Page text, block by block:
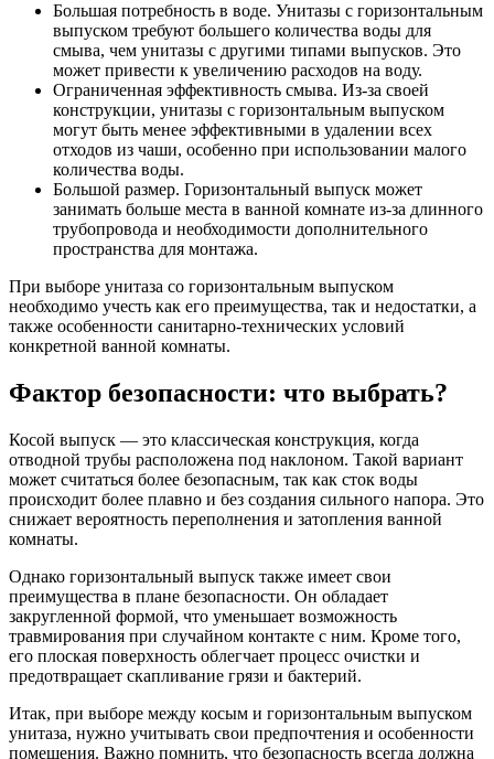
Большая потребность в воде. Унитазы с горизонтальным
выпуском требуют большего количества воды для
смыва, чем унитазы с другими типами выпусков. Это
может привести к увеличению расходов на воду.
Ограниченная эффективность смыва. Из-за своей
конструкции, унитазы с горизонтальным выпуском
могут быть менее эффективными в удалении всех
отходов из чаши, особенно при использовании малого
количества воды.
Большой размер. Горизонтальный выпуск может
занимать больше места в ванной комнате из-за длинного
трубопровода и необходимости дополнительного
пространства для монтажа.
При выборе унитаза со горизонтальным выпуском
необходимо учесть как его преимущества, так и недостатки, а
также особенности санитарно-технических условий
конкретной ванной комнаты.
Фактор безопасности: что выбрать?
Косой выпуск — это классическая конструкция, когда
отводной трубы расположена под наклоном. Такой вариант
может считаться более безопасным, так как сток воды
происходит более плавно и без создания сильного напора. Это
снижает вероятность переполнения и затопления ванной
комнаты.
Однако горизонтальный выпуск также имеет свои
преимущества в плане безопасности. Он обладает
закругленной формой, что уменьшает возможность
травмирования при случайном контакте с ним. Кроме того,
его плоская поверхность облегчает процесс очистки и
предотвращает скапливание грязи и бактерий.
Итак, при выборе между косым и горизонтальным выпуском
унитаза, нужно учитывать свои предпочтения и особенности
помещения. Важно помнить, что безопасность всегда должна